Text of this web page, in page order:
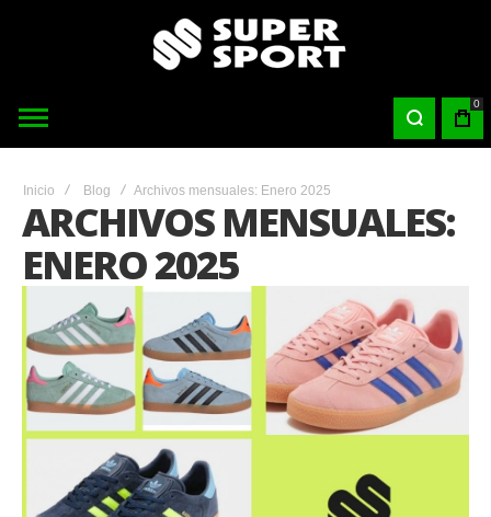
0
Inicio Blog Archivos mensuales: Enero 2025
ARCHIVOS MENSUALES:
ENERO 2025